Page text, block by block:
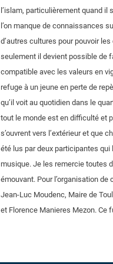
l’islam, particulièrement quand il
l’on manque de connaissances
d’autres cultures pour pouvoir
seulement il devient possible de
compatible avec les valeurs en
refuge à un jeune en perte de
qu’il voit au quotidien dans le
tout le monde est en difficulté et
s’ouvrent vers l’extérieur et que
été lus par deux participantes qui
musique. Je les remercie toutes
émouvant. Pour l’organisation
Jean-Luc Moudenc, Maire de
et Florence Manieres Mezon. Ce